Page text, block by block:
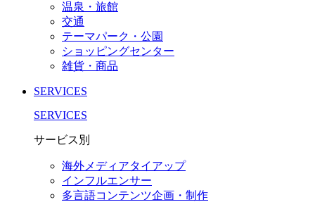
温泉・旅館
交通
テーマパーク・公園
ショッピングセンター
雑貨・商品
SERVICES
SERVICES
サービス別
海外メディアタイアップ
インフルエンサー
多言語コンテンツ企画・制作